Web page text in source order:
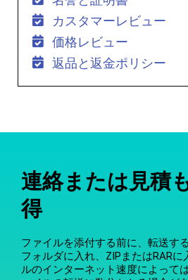
カスタマーレビュー
価格レビュー
返品と返金ポリシー
連絡または見積
得
ファイルを添付する前に、転送す
フォルダに入れ、ZIPまたはRARに
ルのインターネット速度によって